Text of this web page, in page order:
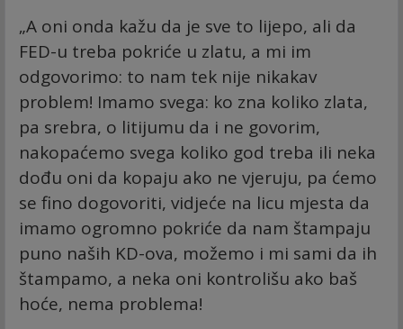
„A oni onda kažu da je sve to lijepo, ali da
FED-u treba pokriće u zlatu, a mi im
odgovorimo: to nam tek nije nikakav
problem! Imamo svega: ko zna koliko zlata,
pa srebra, o litijumu da i ne govorim,
nakopaćemo svega koliko god treba ili neka
dođu oni da kopaju ako ne vjeruju, pa ćemo
se fino dogovoriti, vidjeće na licu mjesta da
imamo ogromno pokriće da nam štampaju
puno naših KD-ova, možemo i mi sami da ih
štampamo, a neka oni kontrolišu ako baš
hoće, nema problema!